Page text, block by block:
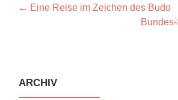
Artikel-
← Eine Reise im Zeichen des Budo
ARCHIV